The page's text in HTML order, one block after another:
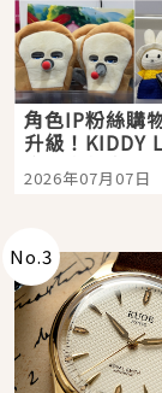
角色IP粉絲購
升級！KIDDY
宿店吉伊卡哇
開幕
2026年07月07日
No.3